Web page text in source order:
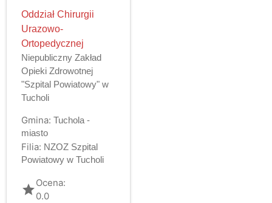
Oddział Chirurgii
Urazowo-
Ortopedycznej
Niepubliczny Zakład
Opieki Zdrowotnej
"Szpital Powiatowy" w
Tucholi
Gmina: Tuchola -
miasto
Filia: NZOZ Szpital
Powiatowy w Tucholi
gradeOcena:
0.0